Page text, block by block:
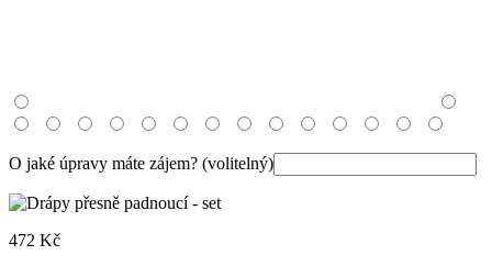
O jaké úpravy máte zájem? (volitelný)
472 Kč